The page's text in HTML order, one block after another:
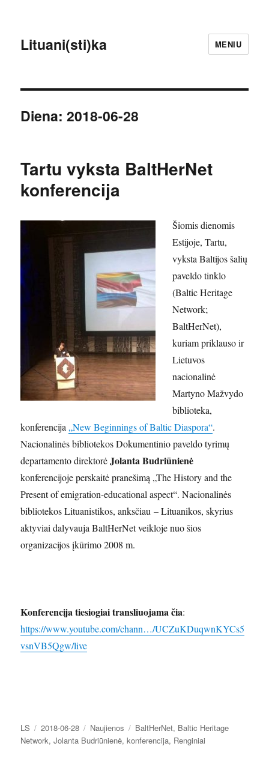
Lituani(sti)ka MENIU
Diena:2018-06-28
Tartu vyksta BaltHerNet
konferencija
Šiomis dienomis
Estijoje, Tartu,
vyksta Baltijos šalių
paveldo tinklo
(Baltic Heritage
Network;
BaltHerNet),
kuriam priklauso ir
Lietuvos
nacionalinė
Martyno Mažvydo
biblioteka,
konferencija „New Beginnings of Baltic Diaspora“.
Nacionalinės bibliotekos Dokumentinio paveldo tyrimų
departamento direktorėJolanta Budriūnienė
konferencijoje perskaitė pranešimą „The History and the
Present of emigration-educational aspect“. Nacionalinės
bibliotekos Lituanistikos, anksčiau – Lituanikos, skyrius
aktyviai dalyvauja BaltHerNet veikloje nuo šios
organizacijos įkūrimo 2008 m.
Konferencija tiesiogiai transliuojama čia:
https://www.youtube.com/chann…/UCZuKDuqwnKYCs5
vsnVB5Qgw/live
Autorius
LS Paskelbta
2018-06-28 Kategorijos
Naujienos Žymos
BaltHerNet, Baltic Heritage
Network,Jolanta Budriūnienė,konferencija, Renginiai